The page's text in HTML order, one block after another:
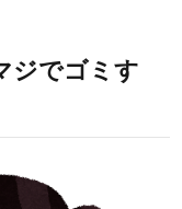
ジでゴミす